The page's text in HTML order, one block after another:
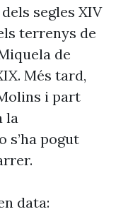
segles XIV
terrenys de
de
Més tard,
i part
la
s’ha pogut
data: